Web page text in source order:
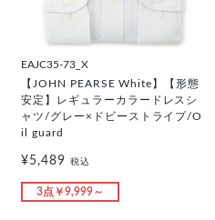
EAJC35-73_X
【JOHN PEARSE White】【形態
安定】レギュラーカラードレスシ
ャツ/グレー×ドビーストライプ/O
il guard
¥5,489 税込
3点￥9,999～